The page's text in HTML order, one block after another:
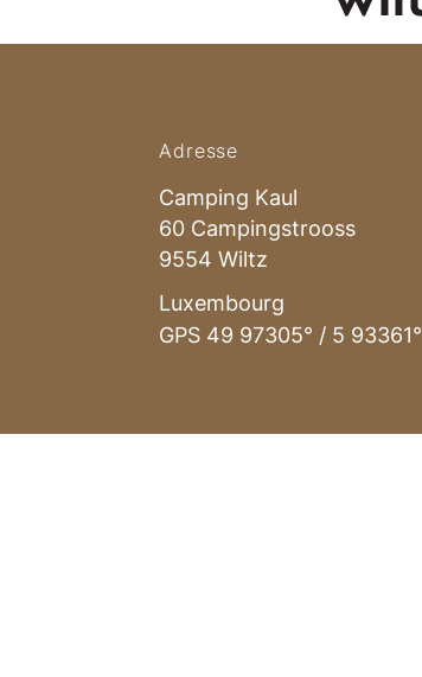
Adresse
Camping Kaul
60 Campingstrooss
9554 Wiltz
Luxembourg
GPS 49 97305° / 5 93361°